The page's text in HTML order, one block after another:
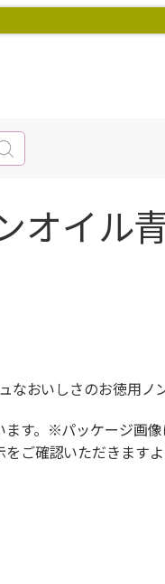
イル
おいしさのお徳用ノ
す。※パッケージ画
ご確認いただきますよ